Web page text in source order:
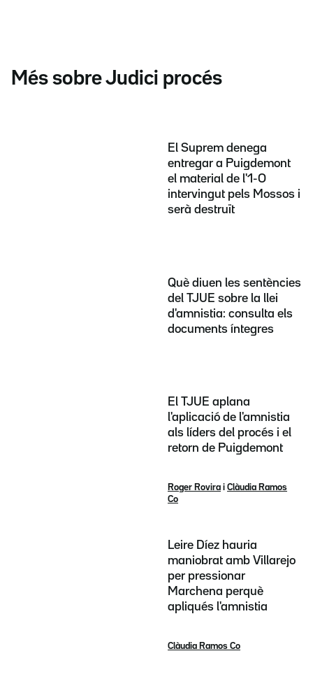
Més sobre Judici procés
El Suprem denega
entregar a Puigdemont
el material de l'1-O
intervingut pels Mossos i
serà destruït
Què diuen les sentències
del TJUE sobre la llei
d'amnistia: consulta els
documents íntegres
El TJUE aplana
l'aplicació de l'amnistia
als líders del procés i el
retorn de Puigdemont
Roger Rovira i Clàudia Ramos
Co
Leire Díez hauria
maniobrat amb Villarejo
per pressionar
Marchena perquè
apliqués l'amnistia
Clàudia Ramos Co